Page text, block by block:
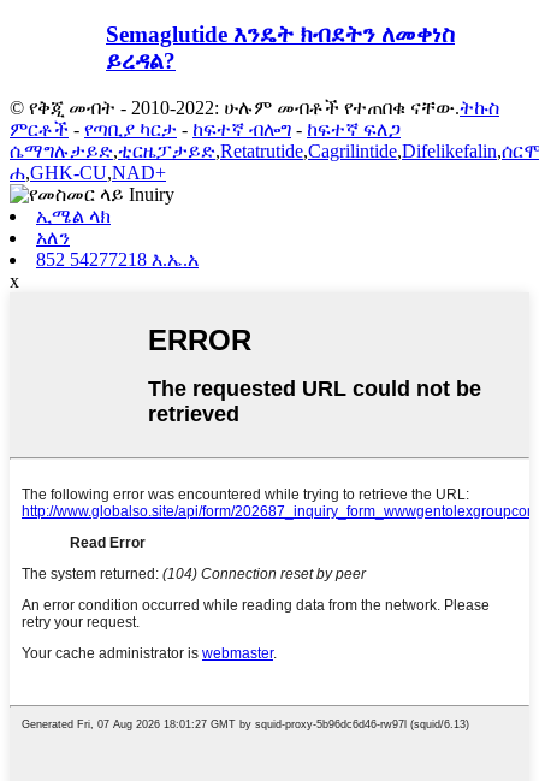
Semaglutide እንዴት ክብደትን ለመቀነስ
ይረዳል?
© የቅጂ መብት - 2010-2022: ሁሉም መብቶች የተጠበቁ ናቸው.ትኩስ
ምርቶች - የጣቢያ ካርታ - ከፍተኛ ብሎግ - ከፍተኛ ፍለጋ
ሴማግሉታይድ,ቲርዜፓታይድ,Retatrutide,Cagrilintide,Difelikefalin,
ሐ,GHK-CU,NAD+
ኢሜል ላክ
አለን
852 54277218 እ.ኤ.አ
x